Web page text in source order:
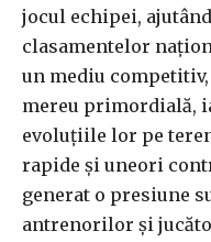
jocul echipei,
clasamentelor
un mediu
mereu primordială,
evoluțiile lor pe
rapide și uneori
generat o presiune
antrenorilor și